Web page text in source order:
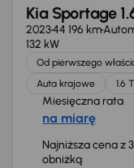
Kia Sportage
202344 196 km
132 kW
Od pierwszego
Auta krajowe
1.6
Miesięczna rata
na miarę
Najniższa cena z
obniżką